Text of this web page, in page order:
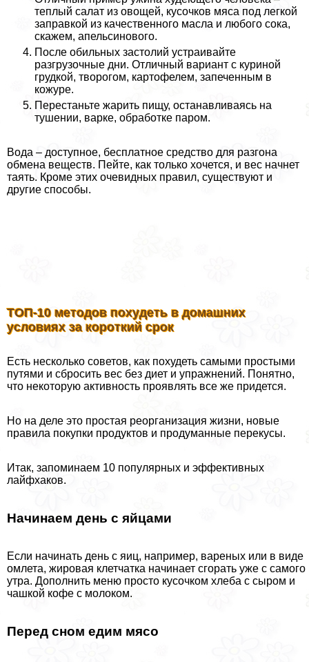
теплый салат из овощей, кусочков мяса под легкой
заправкой из качественного масла и любого сока,
скажем, апельсинового.
После обильных застолий устраивайте
разгрузочные дни. Отличный вариант с куриной
грудкой, творогом, картофелем, запеченным в
кожуре.
Перестаньте жарить пищу, останавливаясь на
тушении, варке, обработке паром.
Вода – доступное, бесплатное средство для разгона
обмена веществ. Пейте, как только хочется, и вес начнет
таять. Кроме этих очевидных правил, существуют и
другие способы.
ТОП-10 методов похудеть в домашних
условиях за короткий срок
Есть несколько советов, как похудеть самыми простыми
путями и сбросить вес без диет и упражнений. Понятно,
что некоторую активность проявлять все же придется.
Но на деле это простая реорганизация жизни, новые
правила покупки продуктов и продуманные перекусы.
Итак, запоминаем 10 популярных и эффективных
лайфхаков.
Начинаем день с яйцами
Если начинать день с яиц, например, вареных или в виде
омлета, жировая клетчатка начинает сгорать уже с самого
утра. Дополнить меню просто кусочком хлеба с сыром и
чашкой кофе с молоком.
Перед сном едим мясо